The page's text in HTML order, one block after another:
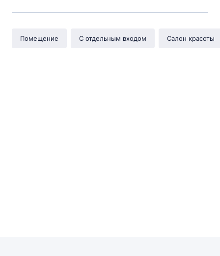
Помещение С отдельным входом Салон красоты